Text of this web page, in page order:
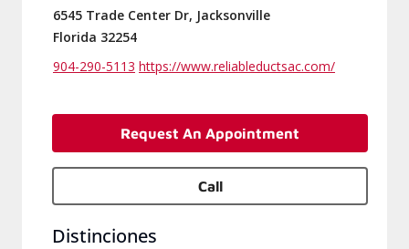
6545 Trade Center Dr, Jacksonville
Florida 32254
904-290-5113 https://www.reliableductsac.com/
Request An Appointment
Call
Distinciones